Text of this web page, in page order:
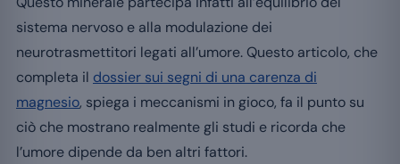
sistema nervoso e alla modulazione dei
neurotrasmettitori legati all’umore. Questo articolo, che
completa il dossier sui segni di una carenza di
magnesio, spiega i meccanismi in gioco, fa il punto su
ciò che mostrano realmente gli studi e ricorda che
l’umore dipende da ben altri fattori.